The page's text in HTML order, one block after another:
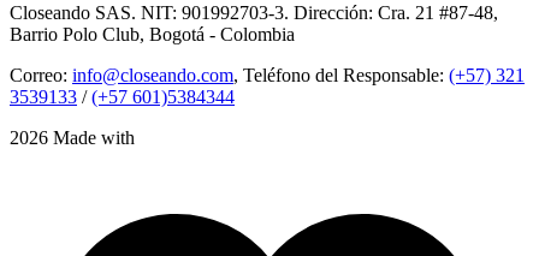
Closeando SAS. NIT: 901992703-3. Dirección: Cra. 21 #87-48,
Barrio Polo Club, Bogotá - Colombia
Correo: info@closeando.com, Teléfono del Responsable: (+57) 321
3539133 /(+57 601)5384344
2026 Made with